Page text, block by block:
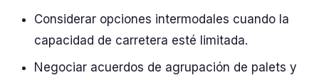
Considerar opciones intermodales cuando la
capacidad de carretera esté limitada.
Negociar acuerdos de agrupación de palets y